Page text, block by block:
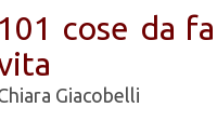
101 cose da
Giacobelli